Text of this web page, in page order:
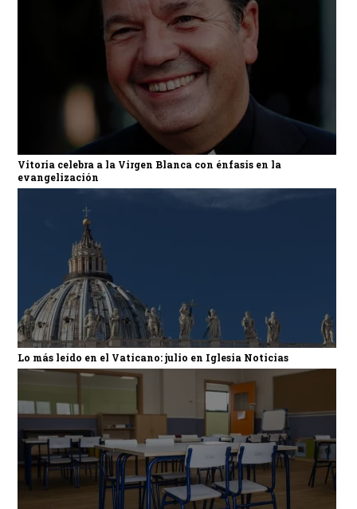
Vitoria celebra a la Virgen Blanca con énfasis en la
evangelización
Lo más leído en el Vaticano: julio en Iglesia Noticias